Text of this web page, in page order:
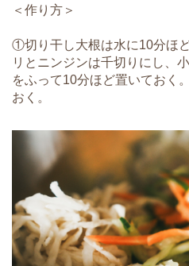
＜作り方＞
①切り干し大根は水に10分ほ
リとニンジンは千切りにし、
をふって10分ほど置いておく
おく。